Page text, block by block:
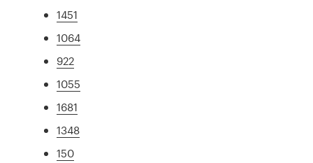
1451
1064
922
1055
1681
1348
150